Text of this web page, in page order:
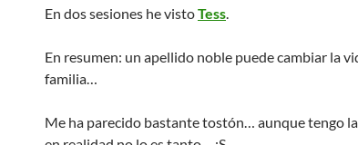
En dos sesiones he vistoTess.
En resumen: un apellido noble puede cambiar la
familia…
Me ha parecido bastante tostón… aunque tengo